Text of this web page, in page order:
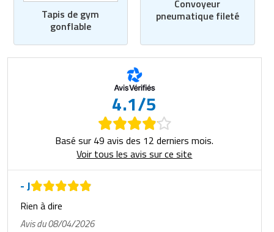
Tapis de gym
gonflable
Convoyeur
pneumatique fileté
4.1/5
Basé sur 49 avis des 12 derniers mois.
Voir tous les avis sur ce site
- J
Rien à dire
Avis du 08/04/2026